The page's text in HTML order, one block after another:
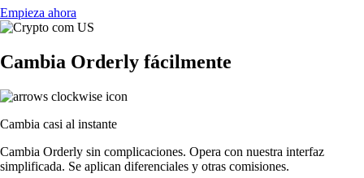
Empieza ahora
Cambia Orderly fácilmente
Cambia casi al instante
Cambia Orderly sin complicaciones. Opera con nuestra interfaz
simplificada. Se aplican diferenciales y otras comisiones.